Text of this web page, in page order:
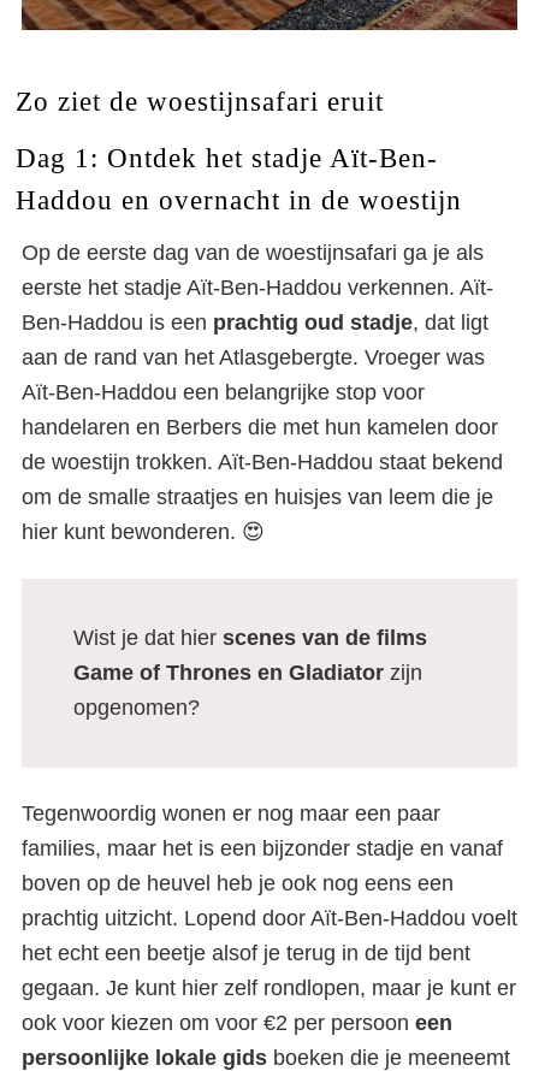
Zo ziet de woestijnsafari eruit
Dag 1: Ontdek het stadje Aït-Ben-
Haddou en overnacht in de woestijn
Op de eerste dag van de woestijnsafari ga je als
eerste het stadje Aït-Ben-Haddou verkennen. Aït-
Ben-Haddou is een prachtig oud stadje, dat ligt
aan de rand van het Atlasgebergte. Vroeger was
Aït-Ben-Haddou een belangrijke stop voor
handelaren en Berbers die met hun kamelen door
de woestijn trokken. Aït-Ben-Haddou staat bekend
om de smalle straatjes en huisjes van leem die je
hier kunt bewonderen. 😍
Wist je dat hierscenes van de films
Game of Thrones en Gladiator zijn
opgenomen?
Tegenwoordig wonen er nog maar een paar
families, maar het is een bijzonder stadje en vanaf
boven op de heuvel heb je ook nog eens een
prachtig uitzicht. Lopend door Aït-Ben-Haddou voelt
het echt een beetje alsof je terug in de tijd bent
gegaan. Je kunt hier zelf rondlopen, maar je kunt er
ook voor kiezen om voor €2 per persoon een
persoonlijke lokale gids boeken die je meeneemt